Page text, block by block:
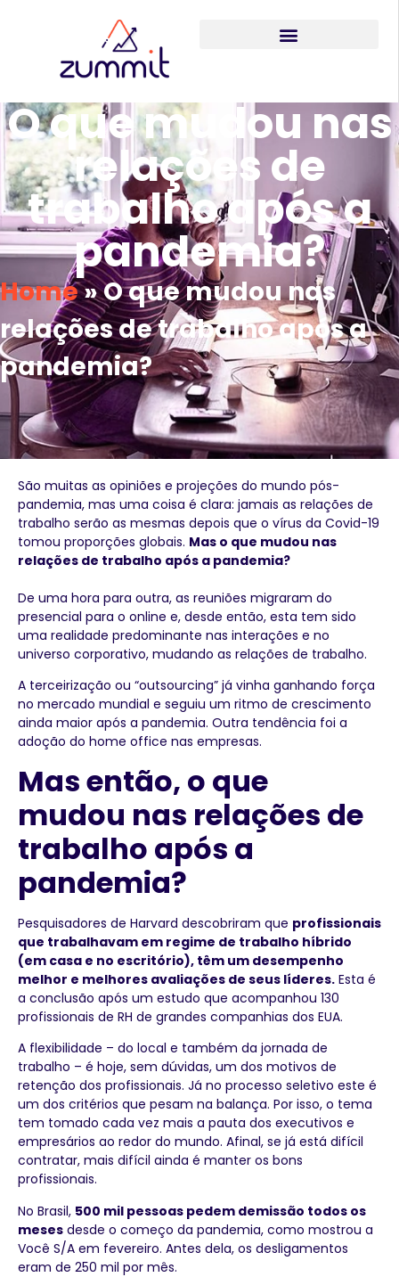
O que mudou nas
relações de
trabalho após a
pandemia?
Home»O que mudou nas
relações de trabalho após a
pandemia?
São muitas as opiniões e projeções do mundo pós-
pandemia, mas uma coisa é clara: jamais as relações de
trabalho serão as mesmas depois que o vírus da Covid-19
tomou proporções globais. Mas o que mudou nas
relações de trabalho após a pandemia?
De uma hora para outra, as reuniões migraram do
presencial para o online e, desde então, esta tem sido
uma realidade predominante nas interações e no
universo corporativo, mudando as relações de trabalho.
A terceirização ou “outsourcing” já vinha ganhando força
no mercado mundial e seguiu um ritmo de crescimento
ainda maior após a pandemia. Outra tendência foi a
adoção do home office nas empresas.
Mas então, o que
mudou nas relações de
trabalho após a
pandemia?
Pesquisadores de Harvard descobriram que profissionais
que trabalhavam em regime de trabalho híbrido
(em casa e no escritório), têm um desempenho
melhor e melhores avaliações de seus líderes. Esta é
a conclusão após um estudo que acompanhou 130
profissionais de RH de grandes companhias dos EUA.
A flexibilidade – do local e também da jornada de
trabalho – é hoje, sem dúvidas, um dos motivos de
retenção dos profissionais. Já no processo seletivo este é
um dos critérios que pesam na balança. Por isso, o tema
tem tomado cada vez mais a pauta dos executivos e
empresários ao redor do mundo. Afinal, se já está difícil
contratar, mais difícil ainda é manter os bons
profissionais.
No Brasil, 500 mil pessoas pedem demissão todos os
meses desde o começo da pandemia, como mostrou a
Você S/A em fevereiro. Antes dela, os desligamentos
eram de 250 mil por mês.